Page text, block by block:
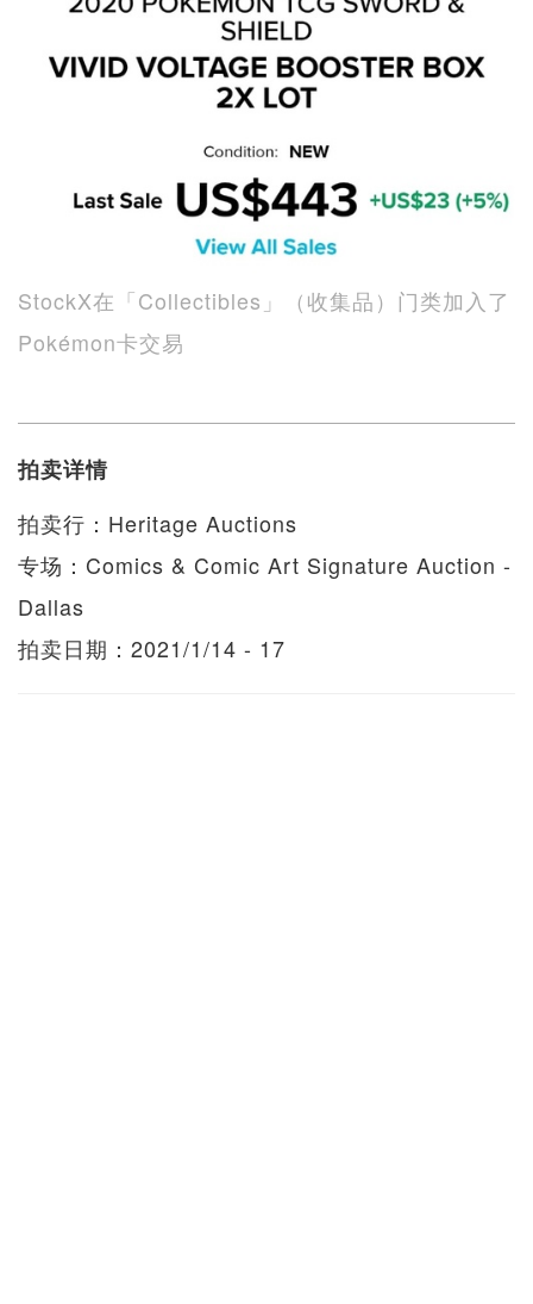
StockX在「Collectibles」（收集品）门类加入了
Pokémon卡交易
拍卖详情
拍卖行：Heritage Auctions
专场：Comics & Comic Art Signature Auction -
Dallas
拍卖日期：2021/1/14 - 17